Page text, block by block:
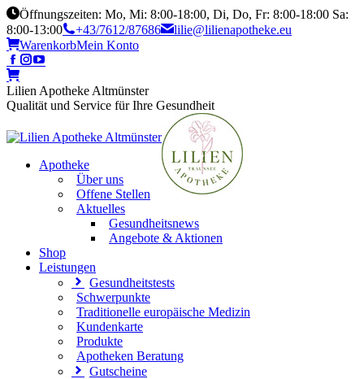
Öffnungszeiten: Mo, Mi: 8:00-18:00, Di, Do, Fr: 8:00-18:00 Sa:
8:00-13:00
+43/7612/87686
lilie@lilienapotheke.eu
WarenkorbMein Konto
Lilien Apotheke Altmünster
Qualität und Service für Ihre Gesundheit
Apotheke
Über uns
Offene Stellen
Aktuelles
Gesundheitsnews
Angebote & Aktionen
Shop
Leistungen
Gesundheitstests
Schwerpunkte
Traditionelle europäische Medizin
Kundenkarte
Produkte
Apotheken Beratung
Gutscheine